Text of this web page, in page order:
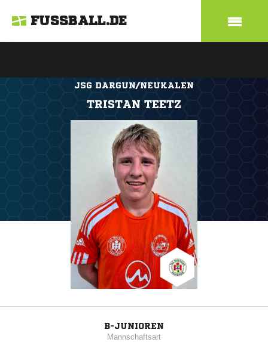
FUSSBALL.DE
JSG DARGUN/NEUKALEN
TRISTAN TEETZ
B-JUNIOREN
Mannschaftsart